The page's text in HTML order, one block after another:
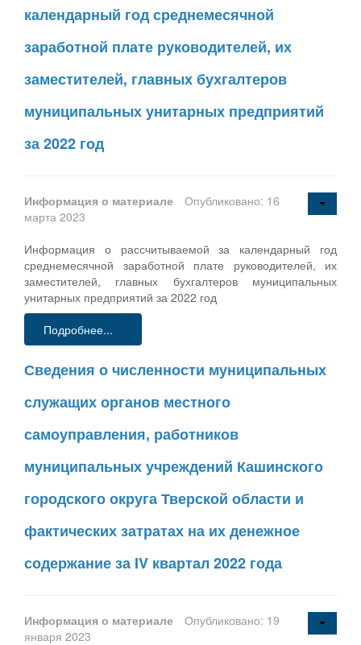
календарный год среднемесячной
заработной плате руководителей, их
заместителей, главных бухгалтеров
муниципальных унитарных предприятий
за 2022 год
Информация о материале
Опубликовано: 16
марта 2023
Информация о рассчитываемой за календарный год
среднемесячной заработной плате руководителей, их
заместителей, главных бухгалтеров муниципальных
унитарных предприятий за 2022 год
Подробнее...
Сведения о численности муниципальных
служащих органов местного
самоуправления, работников
муниципальных учреждений Кашинского
городского округа Тверской области и
фактических затратах на их денежное
содержание за IV квартал 2022 года
Информация о материале
Опубликовано: 19
января 2023